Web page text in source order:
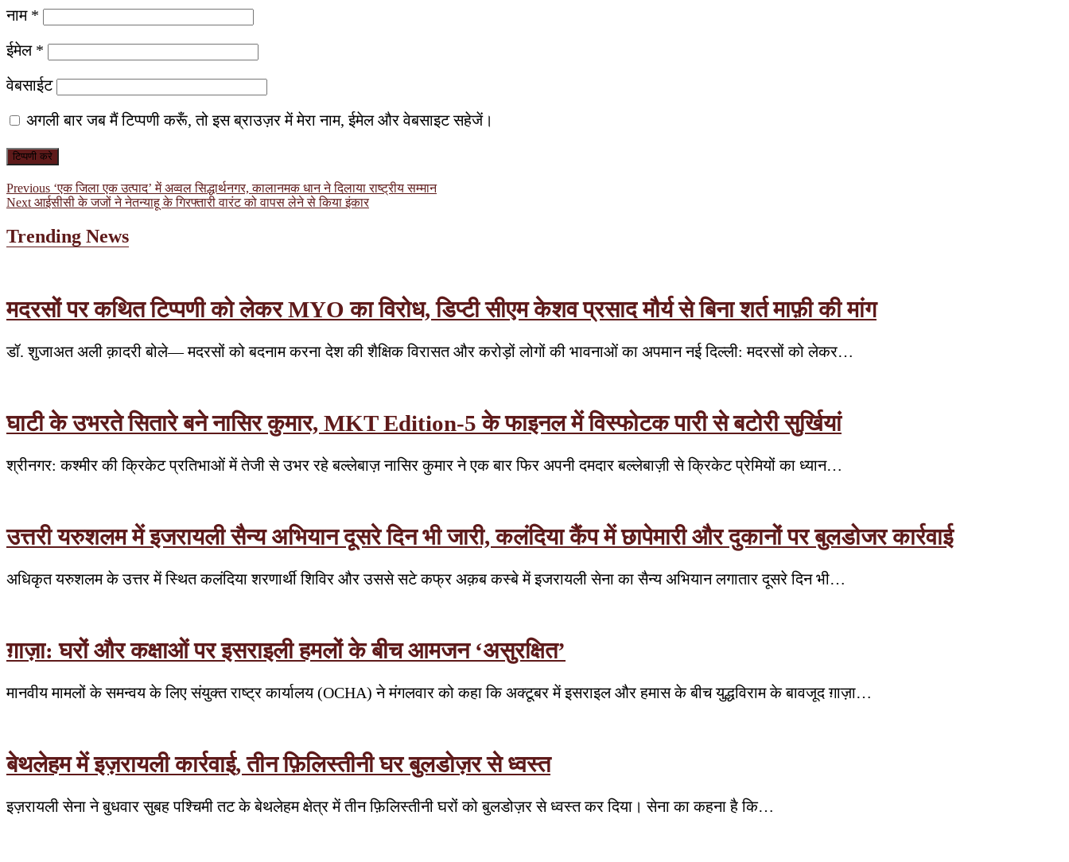
नाम *
ईमेल *
वेबसाईट
अगली बार जब मैं टिप्पणी करूँ, तो इस ब्राउज़र में मेरा नाम, ईमेल और वेबसाइट सहेजें।
पोस्ट
नेविगेशन
Previous Previous
post:
‘एक जिला एक उत्पाद’ में अव्वल सिद्धार्थनगर, कालानमक धान ने दिलाया राष्ट्रीय सम्मान
Next Next
आईसीसी के जजों ने नेतन्याहू के गिरफ्तारी वारंट को वापस लेने से किया इंकार
Trending News
मदरसों पर कथित टिप्पणी को लेकर MYO का विरोध, डिप्टी सीएम केशव प्रसाद मौर्य से बिना शर्त माफ़ी की मांग
डॉ. शुजाअत अली क़ादरी बोले— मदरसों को बदनाम करना देश की शैक्षिक विरासत और करोड़ों लोगों की भावनाओं का अपमान नई दिल्ली: मदरसों को लेकर…
घाटी के उभरते सितारे बने नासिर कुमार, MKT Edition-5 के फाइनल में विस्फोटक पारी से बटोरी सुर्खियां
श्रीनगर: कश्मीर की क्रिकेट प्रतिभाओं में तेजी से उभर रहे बल्लेबाज़ नासिर कुमार ने एक बार फिर अपनी दमदार बल्लेबाज़ी से क्रिकेट प्रेमियों का ध्यान…
उत्तरी यरुशलम में इजरायली सैन्य अभियान दूसरे दिन भी जारी, कलंदिया कैंप में छापेमारी और दुकानों पर बुलडोजर कार्रवाई
अधिकृत यरुशलम के उत्तर में स्थित कलंदिया शरणार्थी शिविर और उससे सटे कफ्र अक़ब कस्बे में इजरायली सेना का सैन्य अभियान लगातार दूसरे दिन भी…
ग़ाज़ा: घरों और कक्षाओं पर इसराइली हमलों के बीच आमजन ‘असुरक्षित’
मानवीय मामलों के समन्वय के लिए संयुक्त राष्ट्र कार्यालय (OCHA) ने मंगलवार को कहा कि अक्टूबर में इसराइल और हमास के बीच युद्धविराम के बावजूद ग़ाज़ा…
बेथलेहम में इज़रायली कार्रवाई, तीन फ़िलिस्तीनी घर बुलडोज़र से ध्वस्त
इज़रायली सेना ने बुधवार सुबह पश्चिमी तट के बेथलेहम क्षेत्र में तीन फ़िलिस्तीनी घरों को बुलडोज़र से ध्वस्त कर दिया। सेना का कहना है कि…